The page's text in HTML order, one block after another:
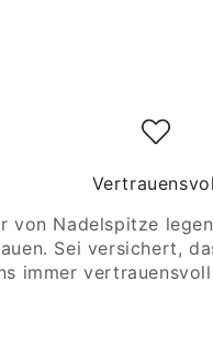
von Nadelspitze
Sei versichert,
immer